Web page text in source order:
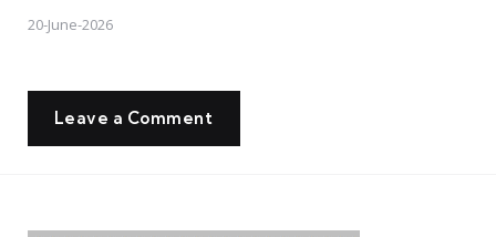
20-June-2026
Leave a Comment